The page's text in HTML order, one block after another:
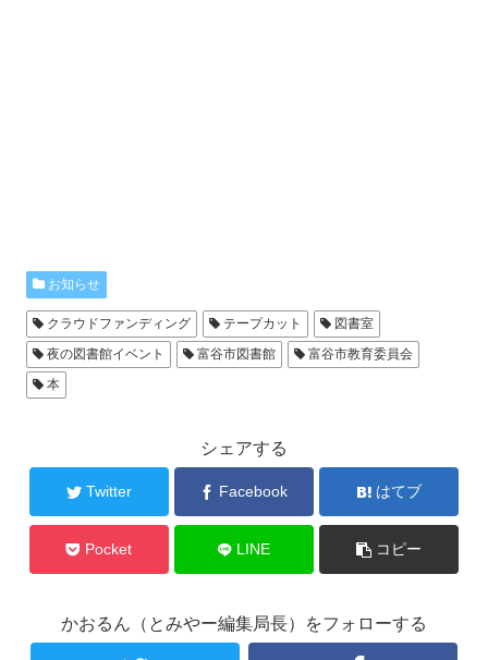
お知らせ
クラウドファンディング テープカット
図書室
夜の図書館イベント
富谷市図書館
富谷市教育委員会
本
シェアする
Twitter Facebook はてブ
Pocket LINE コピー
かおるん（とみやー編集局長）をフォローする